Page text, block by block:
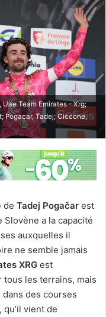
Team Emirates - Xrg;
Pogacar, Tadej; Ciccone,
de Tadej Pogačar est
a la capacité
auxquelles il
ne semble jamais
XRG est
tous les terrains, mais
des courses
, qu’il vient de